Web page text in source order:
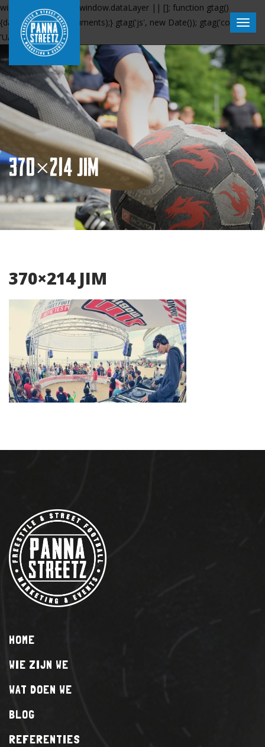
window.dataLayer = window.dataLayer || []; function gtag()
{dataLayer.push(arguments);} gtag('js', new Date()); gtag('config',
'UA-120837335-1');
370×214 JIM
370×214 JIM
HOME
WIE ZIJN WE
WAT DOEN WE
BLOG
REFERENTIES